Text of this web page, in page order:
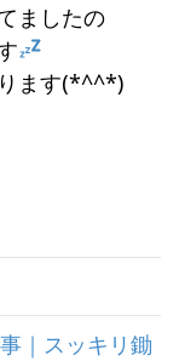
ましたの
ます(*^^*)
｜スッキリ鋤